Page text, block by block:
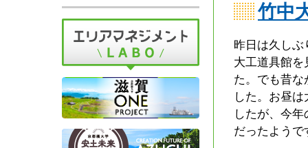
竹中
昨日は久し
大工道具館
た。でも昔
した。お昼
したが、今
だったようで